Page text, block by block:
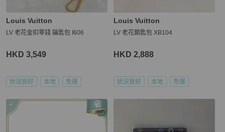
Louis Vuitton
LV 老花金扣零錢 鑰匙包 I606
HKD 3,549
狀況良好 本地 免運
Louis Vuitton
LV 老花鎖匙包 XB104
HKD 2,888
狀況良好 本地 免運